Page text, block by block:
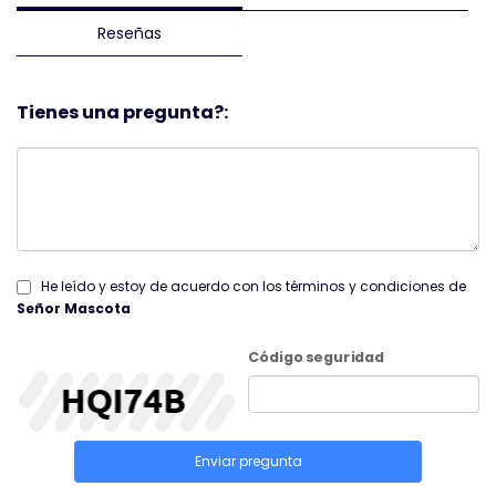
Reseñas
Tienes una pregunta?:
He leído y estoy de acuerdo con los términos y condiciones de
Señor Mascota
Código seguridad
Enviar pregunta